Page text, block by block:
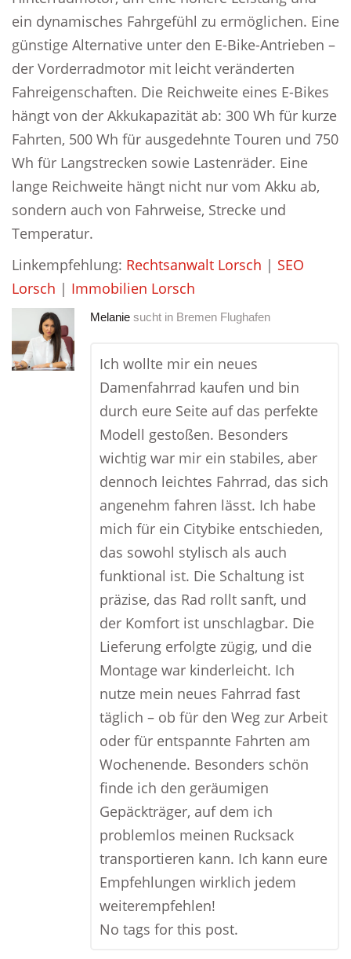
ein dynamisches Fahrgefühl zu ermöglichen. Eine
günstige Alternative unter den E-Bike-Antrieben –
der Vorderradmotor mit leicht veränderten
Fahreigenschaften. Die Reichweite eines E-Bikes
hängt von der Akkukapazität ab: 300 Wh für kurze
Fahrten, 500 Wh für ausgedehnte Touren und 750
Wh für Langstrecken sowie Lastenräder. Eine
lange Reichweite hängt nicht nur vom Akku ab,
sondern auch von Fahrweise, Strecke und
Temperatur.
Linkempfehlung: Rechtsanwalt Lorsch | SEO
Lorsch | Immobilien Lorsch
Melanie sucht in Bremen Flughafen
Ich wollte mir ein neues
Damenfahrrad kaufen und bin
durch eure Seite auf das perfekte
Modell gestoßen. Besonders
wichtig war mir ein stabiles, aber
dennoch leichtes Fahrrad, das sich
angenehm fahren lässt. Ich habe
mich für ein Citybike entschieden,
das sowohl stylisch als auch
funktional ist. Die Schaltung ist
präzise, das Rad rollt sanft, und
der Komfort ist unschlagbar. Die
Lieferung erfolgte zügig, und die
Montage war kinderleicht. Ich
nutze mein neues Fahrrad fast
täglich – ob für den Weg zur Arbeit
oder für entspannte Fahrten am
Wochenende. Besonders schön
finde ich den geräumigen
Gepäckträger, auf dem ich
problemlos meinen Rucksack
transportieren kann. Ich kann eure
Empfehlungen wirklich jedem
weiterempfehlen!
No tags for this post.